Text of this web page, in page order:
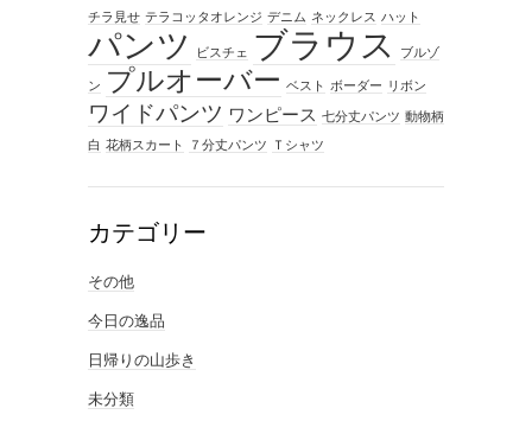
チラ見せ テラコッタオレンジ デニム ネックレス ハット
パンツ ビスチェ ブラウス ブルゾ
ン プルオーバー ベスト ボーダー リボン
ワイドパンツ ワンピース 七分丈パンツ 動物柄
白 花柄スカート ７分丈パンツ Ｔシャツ
カテゴリー
その他
今日の逸品
日帰りの山歩き
未分類